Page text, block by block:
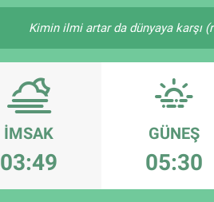
Kimin ilmi artar da dünyaya karşı
İMSAK
03:49
GÜNEŞ
05:30